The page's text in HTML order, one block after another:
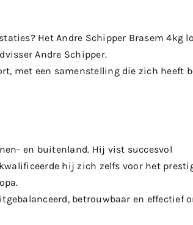
Het Andre Schipper Brasem 4kg
Andre Schipper.
met een samenstelling die zich heeft
en buitenland. Hij vist succesvol
hij zich zelfs voor het
betrouwbaar en effectief